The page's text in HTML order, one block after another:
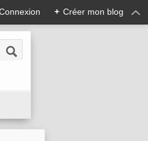
+ Créer mon blog